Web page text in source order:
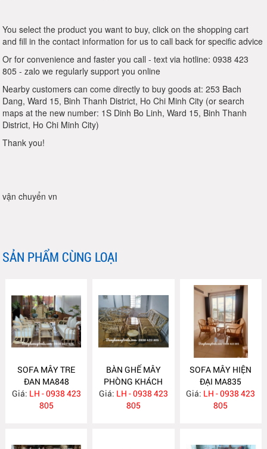
You select the product you want to buy, click on the shopping cart
and fill in the contact information for us to call back for specific advice
Or for convenience and faster you call - text via hotline: 0938 423
805 - zalo we regularly support you online
Nearby customers can come directly to buy goods at: 253 Bach
Dang, Ward 15, Binh Thanh District, Ho Chi Minh City (or search
maps at the new number: 1S Dinh Bo Linh, Ward 15, Binh Thanh
District, Ho Chi Minh City)
Thank you!
vận chuyển vn
SẢN PHẨM CÙNG LOẠI
SOFA MÂY TRE
ĐAN MA848
Giá: LH - 0938 423
805
BÀN GHẾ MÂY
PHÒNG KHÁCH
MA839
Giá: LH - 0938 423
805
SOFA MÂY HIỆN
ĐẠI MA835
Giá: LH - 0938 423
805